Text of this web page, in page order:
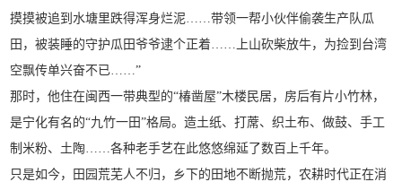
摸摸被追到水塘里跌得浑身烂泥……带领一帮小伙伴偷袭生产队瓜
田，被装睡的守护瓜田爷爷逮个正着……上山砍柴放牛，为捡到台湾
空飘传单兴奋不已……”
那时，他住在闽西一带典型的“椿凿屋”木楼民居，房后有片小竹林，
是宁化有名的“九竹一田”格局。造土纸、打蓆、织土布、做鼓、手工
制米粉、土陶……各种老手艺在此悠悠绵延了数百上千年。
只是如今，田园荒芜人不归，乡下的田地不断抛荒，农耕时代正在消